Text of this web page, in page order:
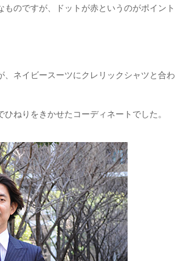
のですが、ドットが赤というのがポイント
ネイビースーツにクレリックシャツと合わ
ねりをきかせたコーディネートでした。